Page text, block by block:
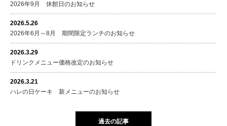
2026年9月 休館日のお知らせ
2026.5.26
2026年6月～8月 期間限定ランチのお知らせ
2026.3.29
ドリンクメニュー価格改定のお知らせ
2026.3.21
ハレの日ケーキ 新メニューのお知らせ
過去の記事